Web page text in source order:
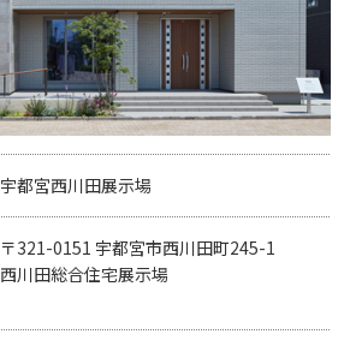
宇都宮西川田展示場
〒321-0151 宇都宮市西川田町245-1
西川田総合住宅展示場